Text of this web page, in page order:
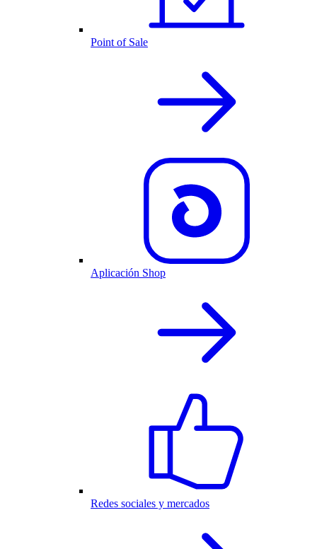
Point of Sale
Aplicación Shop
Redes sociales y mercados